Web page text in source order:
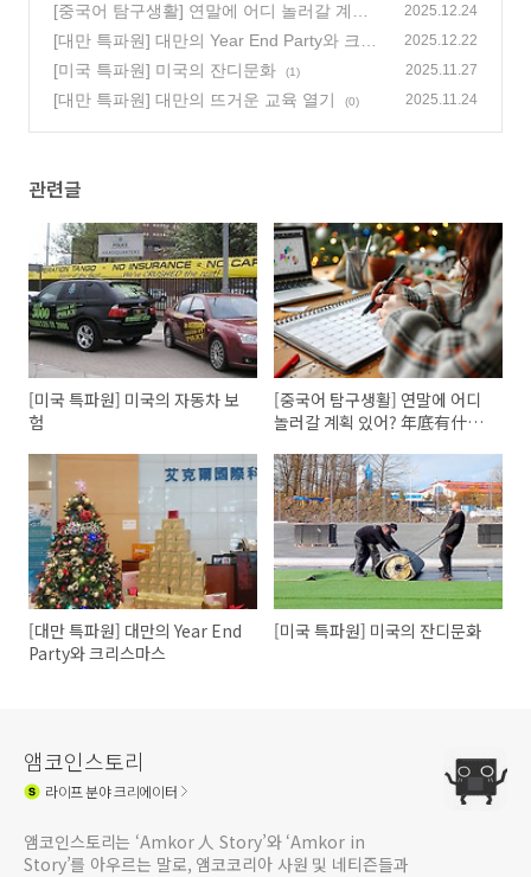
[중국어 탐구생활] 연말에 어디 놀러갈 계획
있어? 年底有什么旅行计划吗?
(0)
2025.12.24
[대만 특파원] 대만의 Year End Party와 크리
스마스
(1)
2025.12.22
[미국 특파원] 미국의 잔디문화 (1) 2025.11.27
[대만 특파원] 대만의 뜨거운 교육 열기 (0) 2025.11.24
관련글
[미국 특파원] 미국의 자동차 보
험
[중국어 탐구생활] 연말에 어디
놀러갈 계획 있어? 年底有什么
[대만 특파원] 대만의 Year End
Party와 크리스마스
[미국 특파원] 미국의 잔디문화
앰코인스토리
라이프분야 크리에이터
앰코인스토리는 ‘Amkor 人 Story’와 ‘Amkor in
Story’를 아우르는 말로, 앰코코리아 사원 및 네티즌들과